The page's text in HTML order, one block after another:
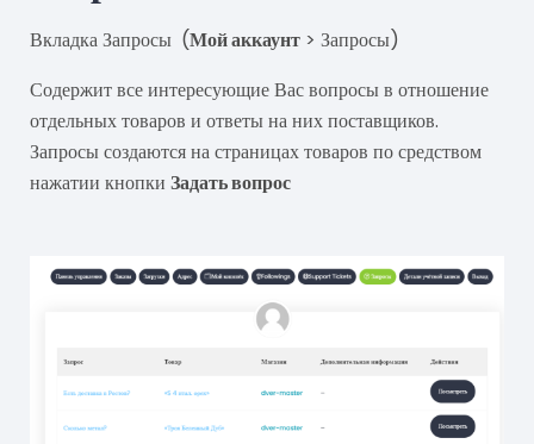
Вкладка Запросы (Мой аккаунт > Запросы)
Содержит все интересующие Вас вопросы в отношение
отдельных товаров и ответы на них поставщиков.
Запросы создаются на страницах товаров по средством
нажатии кнопки Задать вопрос